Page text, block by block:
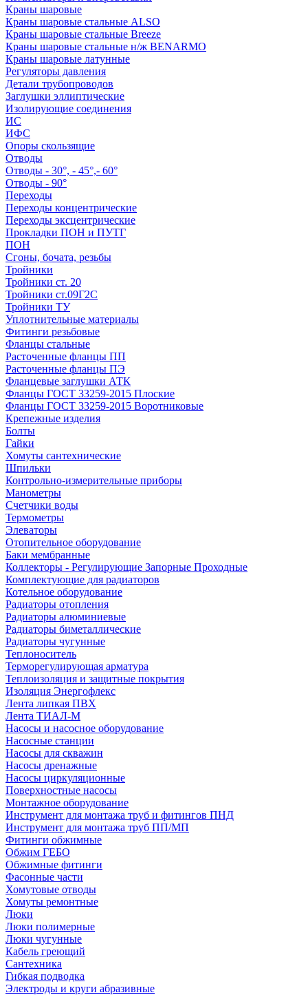
Краны шаровые
Краны шаровые стальные ALSO
Краны шаровые стальные Breeze
Краны шаровые стальные н/ж BENARMO
Краны шаровые латунные
Регуляторы давления
Детали трубопроводов
Заглушки эллиптические
Изолирующие соединения
ИС
ИФС
Опоры скользящие
Отводы
Отводы - 30°, - 45°,- 60°
Отводы - 90°
Переходы
Переходы концентрические
Переходы эксцентрические
Прокладки ПОН и ПУТГ
ПОН
Сгоны, бочата, резьбы
Тройники
Тройники ст. 20
Тройники ст.09Г2С
Тройники ТУ
Уплотнительные материалы
Фитинги резьбовые
Фланцы стальные
Расточенные фланцы ПП
Расточенные фланцы ПЭ
Фланцевые заглушки АТК
Фланцы ГОСТ 33259-2015 Плоские
Фланцы ГОСТ 33259-2015 Воротниковые
Крепежные изделия
Болты
Гайки
Хомуты сантехнические
Шпильки
Контрольно-измерительные приборы
Манометры
Счетчики воды
Термометры
Элеваторы
Отопительное оборудование
Баки мембранные
Коллекторы - Регулирующие Запорные Проходные
Комплектующие для радиаторов
Котельное оборудование
Радиаторы отопления
Радиаторы алюминиевые
Радиаторы биметаллические
Радиаторы чугунные
Теплоноситель
Терморегулирующая арматура
Теплоизоляция и защитные покрытия
Изоляция Энергофлекс
Лента липкая ПВХ
Лента ТИАЛ-М
Насосы и насосное оборудование
Насосные станции
Насосы для скважин
Насосы дренажные
Насосы циркуляционные
Поверхностные насосы
Монтажное оборудование
Инструмент для монтажа труб и фитингов ПНД
Инструмент для монтажа труб ПП/МП
Фитинги обжимные
Обжим ГЕБО
Обжимные фитинги
Фасонные части
Хомутовые отводы
Хомуты ремонтные
Люки
Люки полимерные
Люки чугунные
Кабель греющий
Сантехника
Гибкая подводка
Электроды и круги абразивные